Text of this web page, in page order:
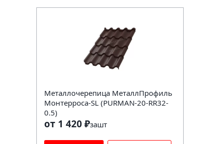
Металлочерепица МеталлПрофиль
Монтерроса-SL (PURMAN-20-RR32-
0.5)
от 1 420 ₽зашт